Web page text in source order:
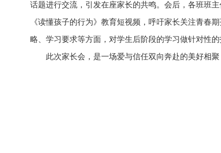
话题进行交流，引发在座家长的共鸣。会后，各班班
《读懂孩子的行为》教育短视频，呼吁家长关注青春
略、学习要求等方面，对学生后阶段的学习做针对性
此次家长会，是一场爱与信任双向奔赴的美好相